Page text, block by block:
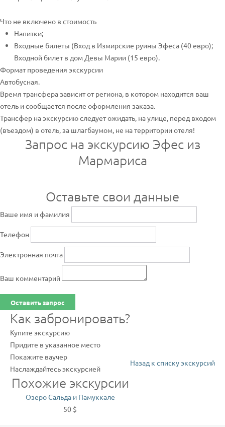
Что не включено в стоимость
Напитки;
Входные билеты (Вход в Измирские руины Эфеса (40 евро);
Входной билет в дом Девы Марии (15 евро).
Формат проведения экскурсии
Автобусная.
Время трансфера зависит от региона, в котором находится ваш
отель и сообщается после оформления заказа.
Трансфер на экскурсию следует ожидать, на улице, перед входом
(въездом) в отель, за шлагбаумом, не на территории отеля!
Запрос на экскурсию Эфес из
Мармариса
Оставьте свои данные
Ваше имя и фамилия
Телефон
Электронная почта
Ваш комментарий
Оставить запрос
Как забронировать?
Купите экскурсию
Придите в указанное место
Покажите ваучер
Наслаждайтесь экскурсией
Похожие экскурсии
Озеро Сальда и Памуккале
50 $
Назад к списку экскурсий